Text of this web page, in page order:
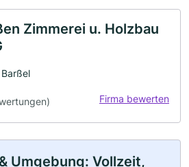
Zimmerei u. Holzbau
Firma bewerten
Umgebung: Vollzeit,